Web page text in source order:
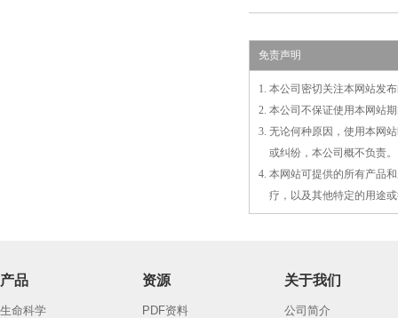
免责声明
1. 本公司密切关注本网站发
2. 本公司不保证使用本网站
3. 无论何种原因，使用本网
或纠纷，本公司概不负责。
4. 本网站可提供的所有产品
疗，以及其他特定的用途
产品
生命科学
资源
PDF资料
关于我们
公司简介